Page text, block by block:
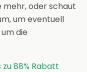
mehr, oder schaut
um eventuell
die
88% Rabatt